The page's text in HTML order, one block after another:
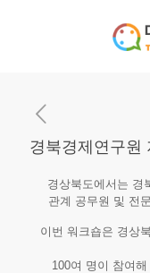
경북경제연구원
경상북도에서는 경
관계 공무원 및 전
이번 워크숍은 경상
100여 명이 참여